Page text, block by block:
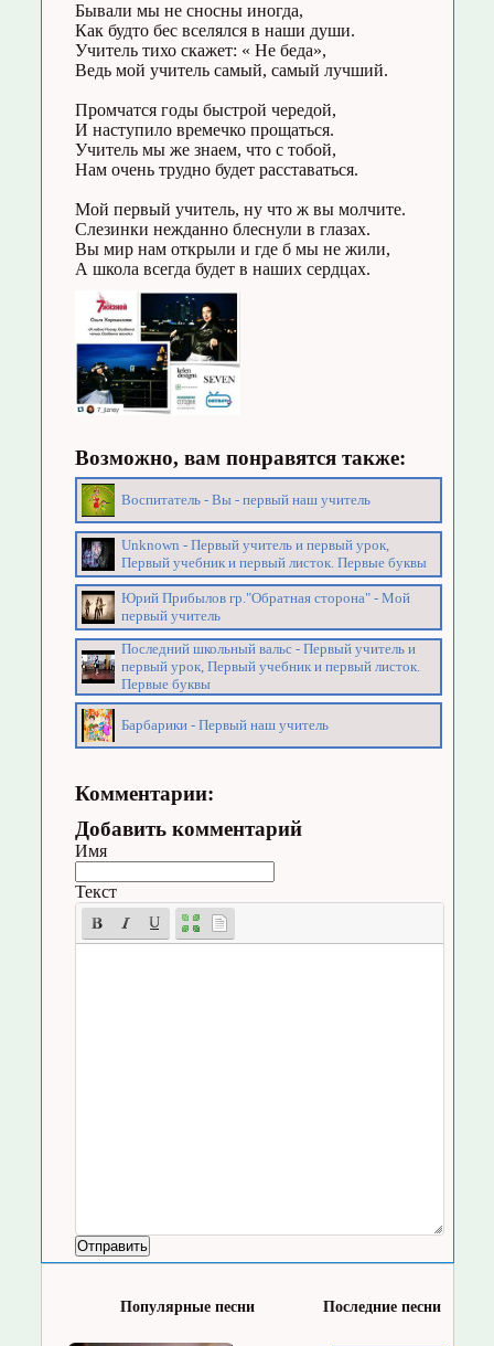
Бывали мы не сносны иногда,
Как будто бес вселялся в наши души.
Учитель тихо скажет: « Не беда»,
Ведь мой учитель самый, самый лучший.
Промчатся годы быстрой чередой,
И наступило времечко прощаться.
Учитель мы же знаем, что с тобой,
Нам очень трудно будет расставаться.
Мой первый учитель, ну что ж вы молчите.
Слезинки нежданно блеснули в глазах.
Вы мир нам открыли и где б мы не жили,
А школа всегда будет в наших сердцах.
Возможно, вам понравятся также:
Воспитатель - Вы - первый наш учитель
Unknown - Первый учитель и первый урок,
Первый учебник и первый листок. Первые буквы
Юрий Прибылов гр."Обратная сторона" - Мой
первый учитель
Последний школьный вальс - Первый учитель и
первый урок, Первый учебник и первый листок.
Первые буквы
Барбарики - Первый наш учитель
Комментарии:
Добавить комментарий
Имя
Текст
Популярные песни Последние песни